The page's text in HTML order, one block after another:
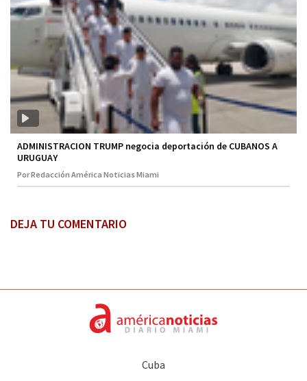
ADMINISTRACION TRUMP negocia deportación de CUBANOS A
URUGUAY
Por Redacción América Noticias Miami
DEJA TU COMENTARIO
Cuba